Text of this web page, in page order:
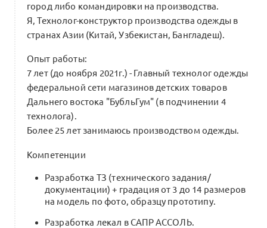
город либо командировки на производства.
Я, Технолог-конструктор производства одежды в
странах Азии (Китай, Узбекистан, Бангладеш).
Опыт работы:
7 лет (до ноября 2021г.) - Главный технолог одежды
федеральной сети магазинов детских товаров
Дальнего востока "БубльГум" (в подчинении 4
технолога).
Более 25 лет занимаюсь производством одежды.
Компетенции
Разработка ТЗ (технического задания/
документации) + градация от 3 до 14 размеров
на модель по фото, образцу прототипу.
Разработка лекал в САПР АССОЛЬ.